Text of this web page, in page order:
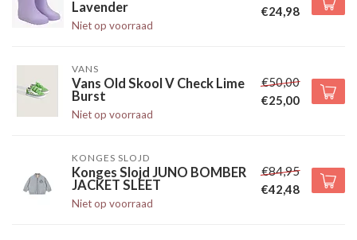
Lavender
Niet op voorraad
€24,98
VANS
Vans Old Skool V Check Lime
Burst
Niet op voorraad
€50,00
€25,00
KONGES SLOJD
Konges Slojd JUNO BOMBER
JACKET SLEET
Niet op voorraad
€84,95
€42,48